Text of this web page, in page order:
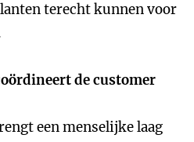
terecht kunnen voor
de customer
een menselijke laag